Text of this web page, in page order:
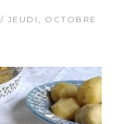
/ JEUDI, OCTOBRE